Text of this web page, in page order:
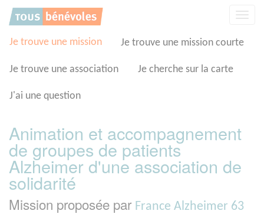
Je trouve une mission Je trouve une mission courte
Je trouve une association Je cherche sur la carte
J'ai une question
Animation et accompagnement
de groupes de patients
Alzheimer d'une association de
solidarité
Mission proposée par France Alzheimer 63
Panneau de gestion des cookies